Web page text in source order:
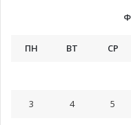
ПН ВТ СР
3 4 5